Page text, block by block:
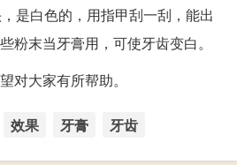
是白色的，用指甲刮一刮，能出
粉末当牙膏用，可使牙齿变白。
对大家有所帮助。
效果 牙膏 牙齿